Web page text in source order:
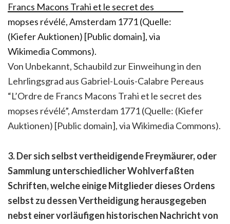
Von Unbekannt, Schaubild zur Einweihung in den
Lehrlingsgrad aus Gabriel-Louis-Calabre Pereaus
“L’Ordre de Francs Macons Trahi et le secret des
mopses révélé”, Amsterdam 1771 (Quelle: (Kiefer
Auktionen) [Public domain], via Wikimedia Commons).
3. Der sich selbst vertheidigende Freymäurer, oder
Sammlung unterschiedlicher Wohlverfaßten
Schriften, welche einige Mitglieder dieses Ordens
selbst zu dessen Vertheidigung herausgegeben
nebst einer vorläufigen historischen Nachricht von